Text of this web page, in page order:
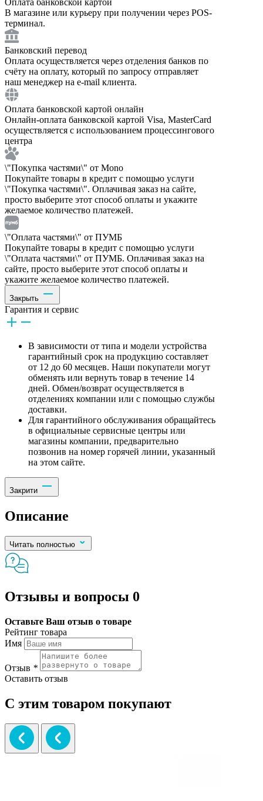
В магазине или курьеру при получении через POS-
терминал.
Банковский перевод
Оплата осуществляется через отделения банков по
счёту на оплату, который по запросу отправляет
наш менеджер на e-mail клиента.
Оплата банковской картой онлайн
Онлайн-оплата банковской картой Visa, MasterCard
осуществляется с использованием процессингового
центра
\"Покупка частями\" от Mono
Покупайте товары в кредит с помощью услуги
\"Покупка частями\". Оплачивая заказ на сайте,
просто выберите этот способ оплаты и укажите
желаемое количество платежей.
\"Оплата частями\" от ПУМБ
Покупайте товары в кредит с помощью услуги
\"Оплата частями\" от ПУМБ. Оплачивая заказ на
сайте, просто выберите этот способ оплаты и
укажите желаемое количество платежей.
Закрыть
Гарантия и сервис
В зависимости от типа и модели устройства
гарантийный срок на продукцию составляет
от 12 до 60 месяцев. Наши покупатели могут
обменять или вернуть товар в течение 14
дней. Обмен/возврат осуществляется в
отделениях компании или с помощью службы
доставки.
Для гарантийного обслуживания обращайтесь
в официальные сервисные центры или
магазины компании, предварительно
позвонив на номер горячей линии, указанный
на этом сайте.
Закрити
Описание
Читать полностью
Отзывы и вопросы 0
Оставьте Ваш отзыв о товаре
Рейтинг товара
Имя
Отзыв *
Оставить отзыв
С этим товаром покупают